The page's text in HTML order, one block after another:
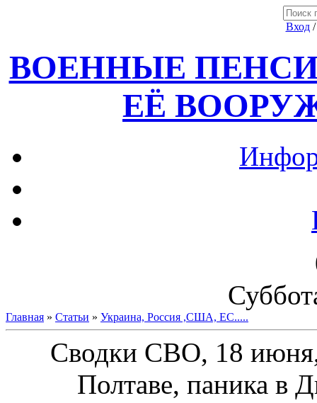
Вход
ВОЕННЫЕ
ЕЁ
Главная » Статьи » Украина, Россия ,США, ЕС.....
Сводки СВО, 18
Полтаве, паника в